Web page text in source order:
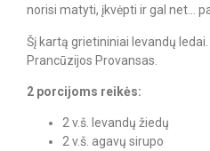
norisi matyti, įkvėpti ir gal net…
Šį kartą grietininiai levandų
Prancūzijos Provansas.
2 porcijoms reikės:
2 v.š. levandų žiedų
2 v.š. agavų sirupo